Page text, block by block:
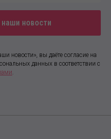
наши новости
новости», вы даёте согласие на
данных в соответствии с
.